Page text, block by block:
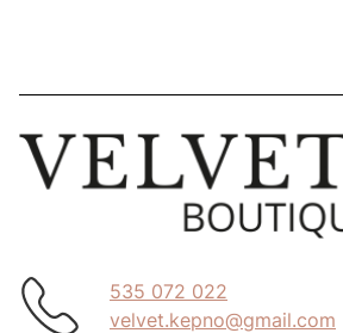
535 072 022
velvet.kepno@gmail.com